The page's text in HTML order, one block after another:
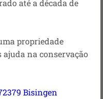
até a década de
propriedade
ajuda na conservação
Bisingen